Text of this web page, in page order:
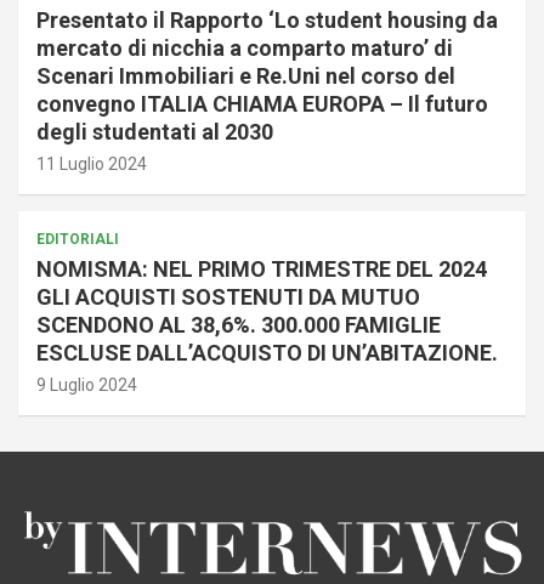
Presentato il Rapporto ‘Lo student housing da
mercato di nicchia a comparto maturo’ di
Scenari Immobiliari e Re.Uni nel corso del
convegno ITALIA CHIAMA EUROPA – Il futuro
degli studentati al 2030
11 Luglio 2024
EDITORIALI
NOMISMA: NEL PRIMO TRIMESTRE DEL 2024
GLI ACQUISTI SOSTENUTI DA MUTUO
SCENDONO AL 38,6%. 300.000 FAMIGLIE
ESCLUSE DALL’ACQUISTO DI UN’ABITAZIONE.
9 Luglio 2024